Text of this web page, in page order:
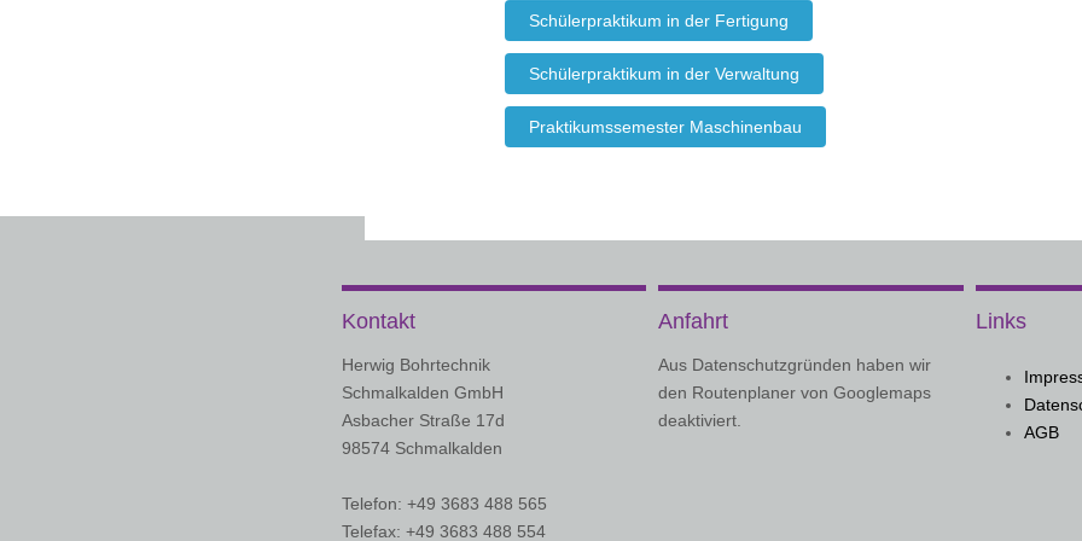
Schülerpraktikum in der Fertigung
Schülerpraktikum in der Verwaltung
Praktikumssemester Maschinenbau
Kontakt
Herwig Bohrtechnik
Schmalkalden GmbH
Asbacher Straße 17d
98574 Schmalkalden
Telefon: +49 3683 488 565
Telefax: +49 3683 488 554
Anfahrt
Aus Datenschutzgründen haben wir
den Routenplaner von Googlemaps
deaktiviert.
Links
AGB